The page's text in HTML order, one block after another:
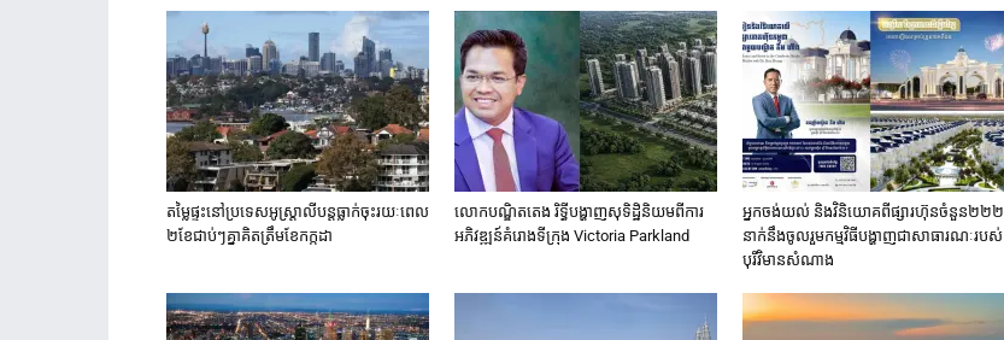
តម្លៃ​ផ្ទះ​នៅ​ប្រទេស​អូស្ត្រាលី​បន្ត​ធ្លាក់​ចុះ​រយៈ​ពេល​
២​ខែ​ជាប់ៗ​គ្នា​គិត​ត្រឹម​ខែ​កក្កដា​
លោកបណ្ឌិតតេង រិទ្ធីបង្ហាញសុទិដ្ឋិនិយមពីការ
អភិវឌ្ឍន៍គំរោងទីក្រុង Victoria Parkland
អ្នកចង់យល់​ និងវិនិយោគ​ពី​ផ្សារហ៊ុន​ចំនួន​២២២​
នាក់​នឹង​ចូលរួម​កម្មវិធី​បង្ហាញ​ជាសាធារណៈ​របស់​
បុរី​វិមានសំណាង